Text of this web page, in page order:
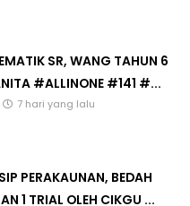
SR, WANG TAHUN 6
#ALLINONE #141 #...
7 hari yang lalu
PERAKAUNAN, BEDAH
1 TRIAL OLEH CIKGU ...